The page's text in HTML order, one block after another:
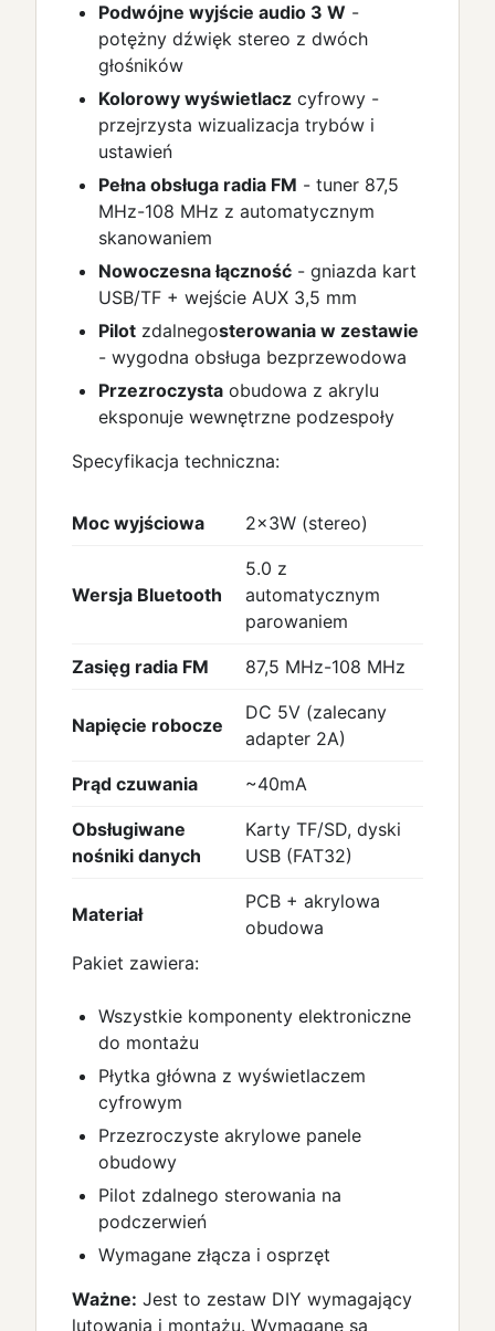
Podwójne wyjście audio 3 W -
potężny dźwięk stereo z dwóch
głośników
Kolorowy wyświetlacz cyfrowy -
przejrzysta wizualizacja trybów i
ustawień
Pełna obsługa radia FM - tuner 87,5
MHz-108 MHz z automatycznym
skanowaniem
Nowoczesna łączność - gniazda kart
USB/TF + wejście AUX 3,5 mm
Pilot zdalnegosterowania w zestawie
- wygodna obsługa bezprzewodowa
Przezroczysta obudowa z akrylu
eksponuje wewnętrzne podzespoły
Specyfikacja techniczna:
Moc wyjściowa 2×3W (stereo)
Wersja Bluetooth
5.0 z
automatycznym
parowaniem
Zasięg radia FM 87,5 MHz-108 MHz
Napięcie robocze
DC 5V (zalecany
adapter 2A)
Prąd czuwania ~40mA
Obsługiwane
nośniki danych
Karty TF/SD, dyski
USB (FAT32)
Materiał
PCB + akrylowa
obudowa
Pakiet zawiera:
Wszystkie komponenty elektroniczne
do montażu
Płytka główna z wyświetlaczem
cyfrowym
Przezroczyste akrylowe panele
obudowy
Pilot zdalnego sterowania na
podczerwień
Wymagane złącza i osprzęt
Ważne: Jest to zestaw DIY wymagający
lutowania i montażu. Wymagane są